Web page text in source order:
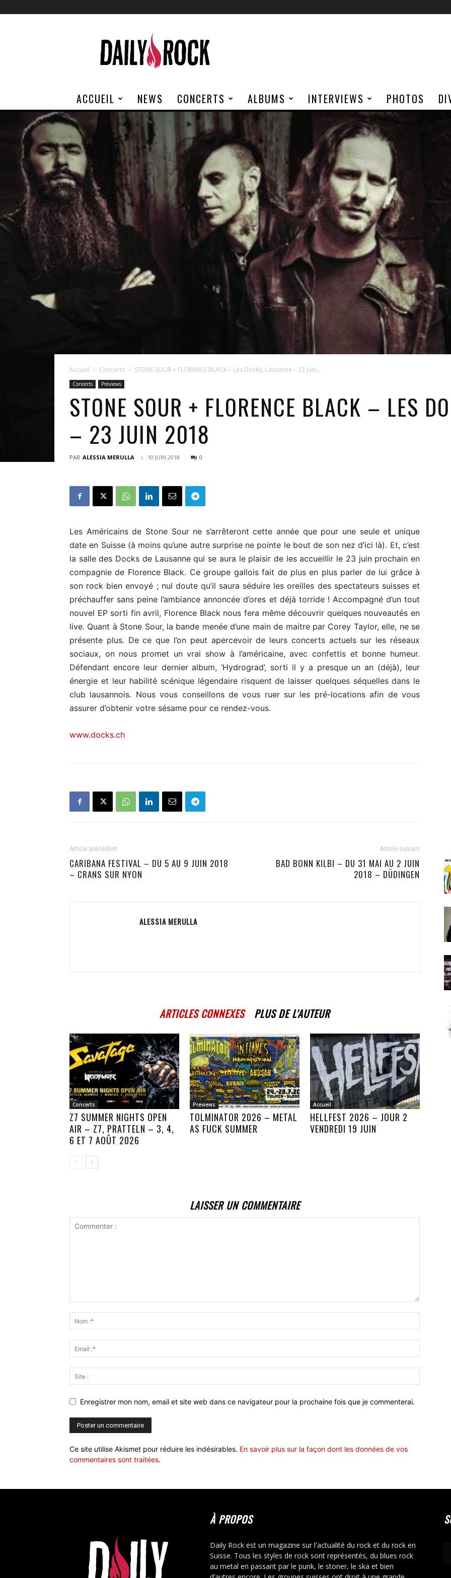
Rock
ACCUEIL NEWS CONCERTS ALBUMS INTERVIEWS PHOTOS
Accueil Concerts STONE SOUR + FLORENCE BLACK – Les Docks, Lausanne – 23 juin...
Concerts Previews
STONE SOUR + FLORENCE BLACK – LES
– 23 JUIN 2018
PAR ALESSIA MERULLA 10 JUIN 2018 0
Les Américains de Stone Sour ne s’arrêteront cette année que pour une seule et unique
date en Suisse (à moins qu’une autre surprise ne pointe le bout de son nez d’ici là). Et, c’est
la salle des Docks de Lausanne qui se aura le plaisir de les accueillir le 23 juin prochain en
compagnie de Florence Black. Ce groupe gallois fait de plus en plus parler de lui grâce à
son rock bien envoyé ; nul doute qu’il saura séduire les oreilles des spectateurs suisses et
préchauffer sans peine l’ambiance annoncée d’ores et déjà torride ! Accompagné d’un tout
nouvel EP sorti fin avril, Florence Black nous fera même découvrir quelques nouveautés en
live. Quant à Stone Sour, la bande menée d’une main de maitre par Corey Taylor, elle, ne se
présente plus. De ce que l’on peut apercevoir de leurs concerts actuels sur les réseaux
sociaux, on nous promet un vrai show à l’américaine, avec confettis et bonne humeur.
Défendant encore leur dernier album, ‘Hydrograd’, sorti il y a presque un an (déjà), leur
énergie et leur habilité scénique légendaire risquent de laisser quelques séquelles dans le
club lausannois. Nous vous conseillons de vous ruer sur les pré-locations afin de vous
assurer d’obtenir votre sésame pour ce rendez-vous.
www.docks.ch
Article précédent
CARIBANA FESTIVAL – DU 5 AU 9 JUIN 2018
– CRANS SUR NYON
Article suivant
BAD BONN KILBI – DU 31 MAI AU 2 JUIN
2018 – DÜDINGEN
ALESSIA MERULLA
ARTICLES CONNEXES PLUS DE L'AUTEUR
Concerts
Z7 SUMMER NIGHTS OPEN
AIR – Z7, PRATTELN – 3, 4,
6 ET 7 AOÛT 2026
Previews
TOLMINATOR 2026 – METAL
AS FUCK SUMMER
Accueil
HELLFEST 2026 – JOUR 2
VENDREDI 19 JUIN
LAISSER UN COMMENTAIRE
Enregistrer mon nom, email et site web dans ce navigateur pour la prochaine fois que je commenterai.
Ce site utilise Akismet pour réduire les indésirables. En savoir plus sur la façon dont les données de vos
commentaires sont traitées.
À PROPOS
Daily Rock est un magazine sur l'actualité du rock et du rock en
Suisse. Tous les styles de rock sont représentés, du blues rock
au metal en passant par le punk, le stoner, le ska et bien